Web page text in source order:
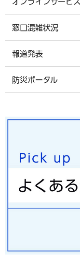
窓口混雑状況
報道発表
防災ポータル